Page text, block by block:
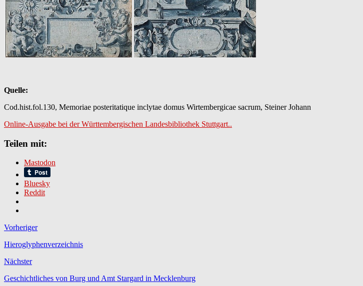
Quelle:
Cod.hist.fol.130, Memoriae posteritatique inclytae domus Wirtembergicae sacrum, Steiner Johann
Online-Ausgabe bei der Württembergischen Landesbibliothek Stuttgart..
Teilen mit:
Mastodon
Bluesky
Reddit
Vorheriger
Hieroglyphenverzeichnis
Nächster
Geschichtliches von Burg und Amt Stargard in Mecklenburg